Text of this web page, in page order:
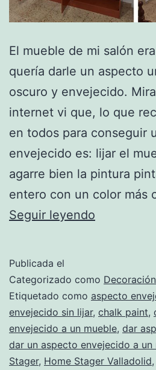
El mueble de mi salón
quería darle un aspecto
oscuro y envejecido.
internet vi que, lo que
en todos para conseguir
envejecido es: lijar el
agarre bien la pintura
entero con un color más
Seguir leyendo
con
aspecto
–
versión
Publicada el
Categorizado como
Etiquetado como aspecto
envejecido sin lijar, chalk paint,
envejecido a un mueble, dar
dar un aspecto envejecido a un
Stager, Home Stager Valladolid,